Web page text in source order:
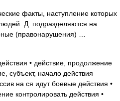
факты, наступление которых
Д. подразделяются на
(правонарушения) …
• действие, продолжение
субъект, начало действия
на ся идут боевые действия •
контролировать действия •